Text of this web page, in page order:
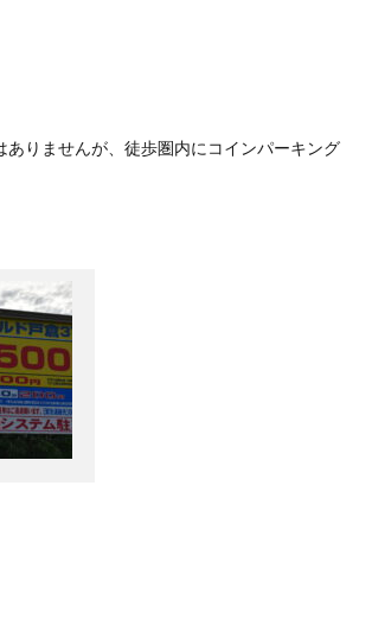
ありませんが、徒歩圏内にコインパーキング